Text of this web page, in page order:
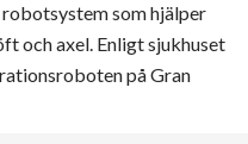
som hjälper
och axel. Enligt sjukhuset
på Gran